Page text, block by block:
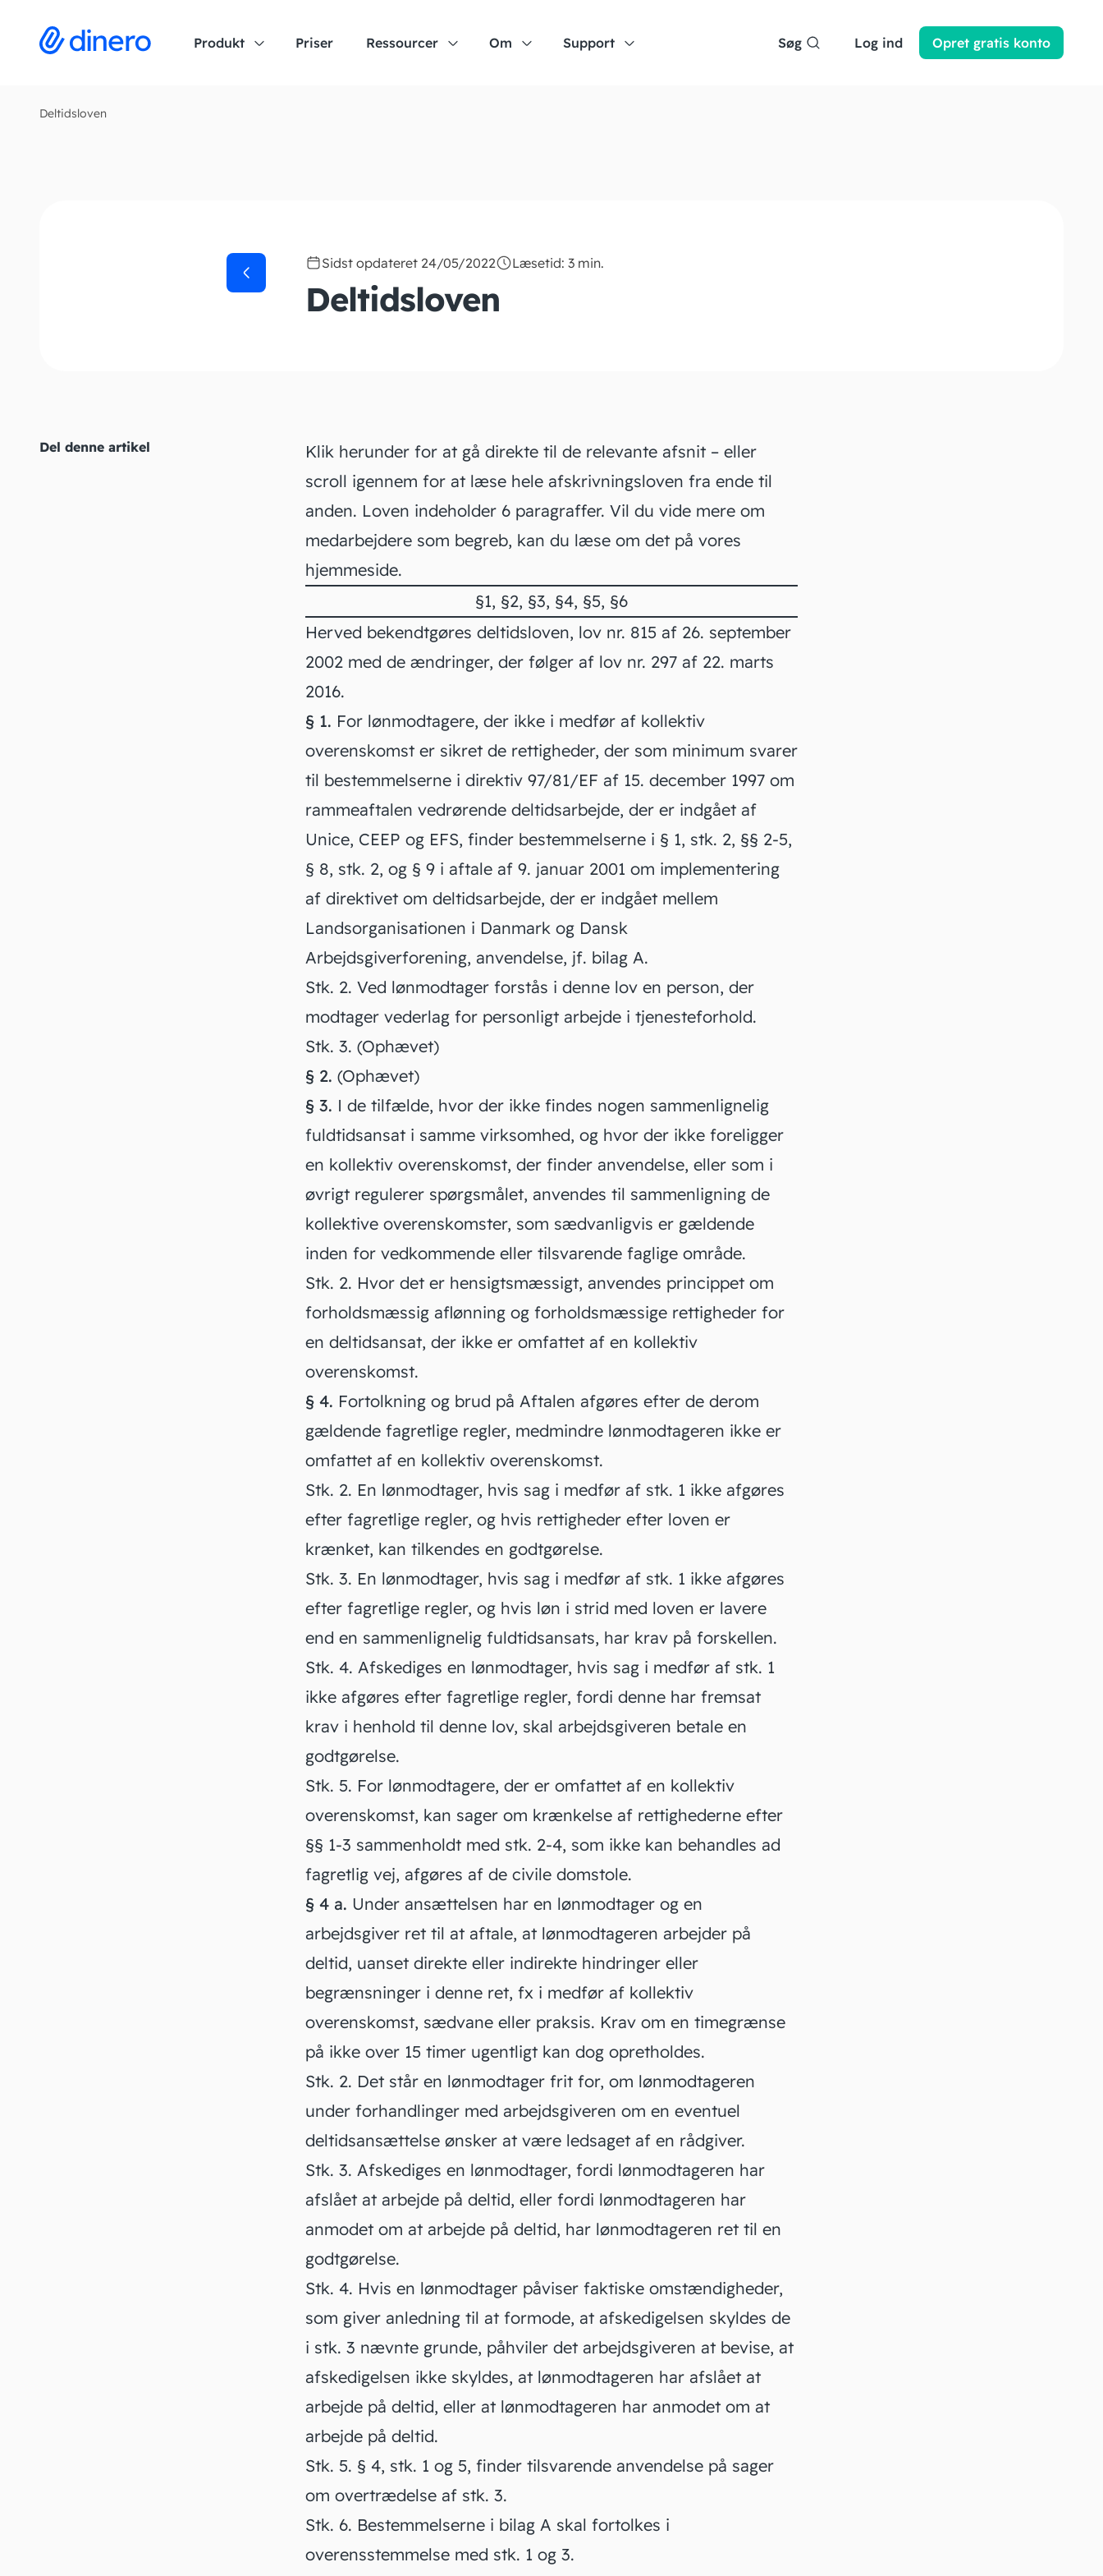
Produkt Priser Ressourcer Om Support Søg Log ind Opret gratis konto
Deltidsloven
Sidst opdateret 24/05/2022 Læsetid: 3 min.
Deltidsloven
Del denne artikel
Klik herunder for at gå direkte til de relevante afsnit – eller
scroll igennem for at læse hele afskrivningsloven fra ende til
anden. Loven indeholder 6 paragraffer. Vil du vide mere om
medarbejdere som begreb, kan du læse om det på vores
hjemmeside.
§1, §2, §3, §4, §5, §6
Herved bekendtgøres deltidsloven, lov nr. 815 af 26. september
2002 med de ændringer, der følger af lov nr. 297 af 22. marts
2016.
§ 1. For lønmodtagere, der ikke i medfør af kollektiv
overenskomst er sikret de rettigheder, der som minimum svarer
til bestemmelserne i direktiv 97/81/EF af 15. december 1997 om
rammeaftalen vedrørende deltidsarbejde, der er indgået af
Unice, CEEP og EFS, finder bestemmelserne i § 1, stk. 2, §§ 2-5,
§ 8, stk. 2, og § 9 i aftale af 9. januar 2001 om implementering
af direktivet om deltidsarbejde, der er indgået mellem
Landsorganisationen i Danmark og Dansk
Arbejdsgiverforening, anvendelse, jf. bilag A.
Stk. 2. Ved lønmodtager forstås i denne lov en person, der
modtager vederlag for personligt arbejde i tjenesteforhold.
Stk. 3. (Ophævet)
§ 2. (Ophævet)
§ 3. I de tilfælde, hvor der ikke findes nogen sammenlignelig
fuldtidsansat i samme virksomhed, og hvor der ikke foreligger
en kollektiv overenskomst, der finder anvendelse, eller som i
øvrigt regulerer spørgsmålet, anvendes til sammenligning de
kollektive overenskomster, som sædvanligvis er gældende
inden for vedkommende eller tilsvarende faglige område.
Stk. 2. Hvor det er hensigtsmæssigt, anvendes princippet om
forholdsmæssig aflønning og forholdsmæssige rettigheder for
en deltidsansat, der ikke er omfattet af en kollektiv
overenskomst.
§ 4. Fortolkning og brud på Aftalen afgøres efter de derom
gældende fagretlige regler, medmindre lønmodtageren ikke er
omfattet af en kollektiv overenskomst.
Stk. 2. En lønmodtager, hvis sag i medfør af stk. 1 ikke afgøres
efter fagretlige regler, og hvis rettigheder efter loven er
krænket, kan tilkendes en godtgørelse.
Stk. 3. En lønmodtager, hvis sag i medfør af stk. 1 ikke afgøres
efter fagretlige regler, og hvis løn i strid med loven er lavere
end en sammenlignelig fuldtidsansats, har krav på forskellen.
Stk. 4. Afskediges en lønmodtager, hvis sag i medfør af stk. 1
ikke afgøres efter fagretlige regler, fordi denne har fremsat
krav i henhold til denne lov, skal arbejdsgiveren betale en
godtgørelse.
Stk. 5. For lønmodtagere, der er omfattet af en kollektiv
overenskomst, kan sager om krænkelse af rettighederne efter
§§ 1-3 sammenholdt med stk. 2-4, som ikke kan behandles ad
fagretlig vej, afgøres af de civile domstole.
§ 4 a. Under ansættelsen har en lønmodtager og en
arbejdsgiver ret til at aftale, at lønmodtageren arbejder på
deltid, uanset direkte eller indirekte hindringer eller
begrænsninger i denne ret, fx i medfør af kollektiv
overenskomst, sædvane eller praksis. Krav om en timegrænse
på ikke over 15 timer ugentligt kan dog opretholdes.
Stk. 2. Det står en lønmodtager frit for, om lønmodtageren
under forhandlinger med arbejdsgiveren om en eventuel
deltidsansættelse ønsker at være ledsaget af en rådgiver.
Stk. 3. Afskediges en lønmodtager, fordi lønmodtageren har
afslået at arbejde på deltid, eller fordi lønmodtageren har
anmodet om at arbejde på deltid, har lønmodtageren ret til en
godtgørelse.
Stk. 4. Hvis en lønmodtager påviser faktiske omstændigheder,
som giver anledning til at formode, at afskedigelsen skyldes de
i stk. 3 nævnte grunde, påhviler det arbejdsgiveren at bevise, at
afskedigelsen ikke skyldes, at lønmodtageren har afslået at
arbejde på deltid, eller at lønmodtageren har anmodet om at
arbejde på deltid.
Stk. 5. § 4, stk. 1 og 5, finder tilsvarende anvendelse på sager
om overtrædelse af stk. 3.
Stk. 6. Bestemmelserne i bilag A skal fortolkes i
overensstemmelse med stk. 1 og 3.